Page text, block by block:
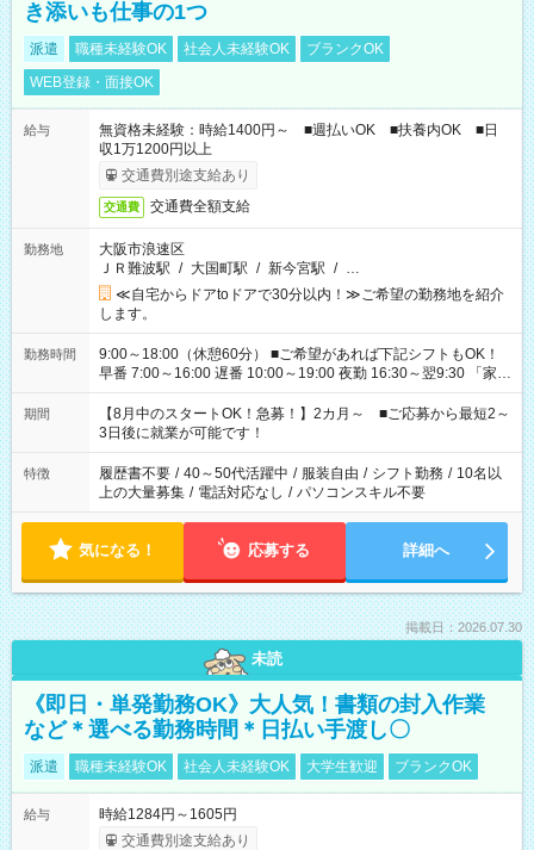
き添いも仕事の1つ
派遣 職種未経験OK 社会人未経験OK
ブランクOK
WEB登録・面接OK
給与
無資格未経験：時給1400円～ ■週払いOK ■扶養内OK ■日
収1万1200円以上
交通費別途支給あり
交通費 交通費全額支給
勤務地
大阪市浪速区
ＪＲ難波駅 / 大国町駅 / 新今宮駅 / …
≪自宅からドアtoドアで30分以内！≫ご希望の勤務地を紹介
します。
勤務時間
9:00～18:00（休憩60分） ■ご希望があれば下記シフトもOK！
早番 7:00～16:00 遅番 10:00～19:00 夜勤 16:30～翌9:30 「家族
と休みを合わせたい」 「余裕を持って夕飯の準備がしたい」
「できれば残業はしたくない」 など、ご希望を教えてください
ね。 ※Wワーク希望の方へ 今ご覧のお仕事で希望する勤務時間
と、もう1つのお仕事の勤務時間。 合計で週40時間を超える場
合は応募できません。
期間
【8月中のスタートOK！急募！】2カ月～ ■ご応募から最短2～
3日後に就業が可能です！
特徴 履歴書不要 / 40～50代活躍中 / 服装自由 / シフト勤務 / 10名以
上の大量募集 / 電話対応なし / パソコンスキル不要
気になる！ 応募する 詳細へ
掲載日：2026.07.30
未読
《即日・単発勤務OK》大人気！書類の封入作業
など＊選べる勤務時間＊日払い手渡し〇
派遣 職種未経験OK 社会人未経験OK 大学生歓迎 ブランクOK
給与
時給1284円～1605円
交通費別途支給あり